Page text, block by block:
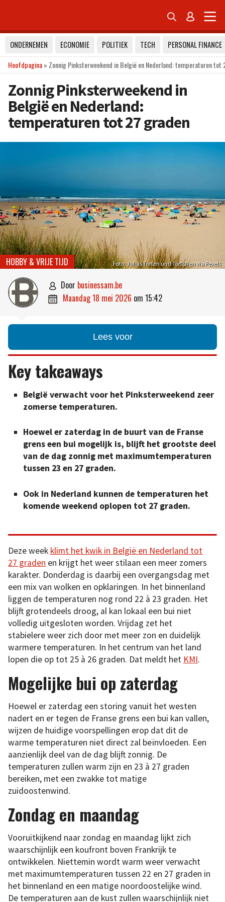
 
ONDERNEMEN ECONOMIE POLITIEK TECH
PERSONAL FINANCE
Hoofdpagina» Zonnig Pinksterweekend in België en Nederland: temperaturen tot
Zonnig Pinksterweekend in
België en Nederland:
temperaturen tot 27 graden
Foto: Julias Torten und Törtchen via Pexels
HOBBY & VRIJE TIJD
 door businessam.be
 maandag 18 mei 2026 om 15:42
Lees voor
Key takeaways
België verwacht voor het Pinksterweekend zeer
zomerse temperaturen.
Hoewel er zaterdag in de buurt van de Franse
grens een bui mogelijk is, blijft het grootste deel
van de dag zonnig met maximumtemperaturen
tussen 23 en 27 graden.
Ook in Nederland kunnen de temperaturen het
komende weekend oplopen tot 27 graden.
Deze week klimt het kwik in België en Nederland tot
27 graden en krijgt het weer stilaan een meer zomers
karakter. Donderdag is daarbij een overgangsdag met
een mix van wolken en opklaringen. In het binnenland
liggen de temperaturen nog rond 22 à 23 graden. Het
blijft grotendeels droog, al kan lokaal een bui niet
volledig uitgesloten worden. Vrijdag zet het
stabielere weer zich door met meer zon en duidelijk
warmere temperaturen. In het centrum van het land
lopen die op tot 25 à 26 graden. Dat meldt het KMI.
Mogelijke bui op zaterdag
Hoewel er zaterdag een storing vanuit het westen
nadert en er tegen de Franse grens een bui kan vallen,
wijzen de huidige voorspellingen erop dat dit de
warme temperaturen niet direct zal beïnvloeden. Een
aanzienlijk deel van de dag blijft zonnig. De
temperaturen zullen warm zijn en 23 à 27 graden
bereiken, met een zwakke tot matige
zuidoostenwind.
Zondag en maandag
Vooruitkijkend naar zondag en maandag lijkt zich
waarschijnlijk een koufront boven Frankrijk te
ontwikkelen. Niettemin wordt warm weer verwacht
met maximumtemperaturen tussen 22 en 27 graden in
het binnenland en een matige noordoostelijke wind.
De temperaturen aan de kust zullen waarschijnlijk niet